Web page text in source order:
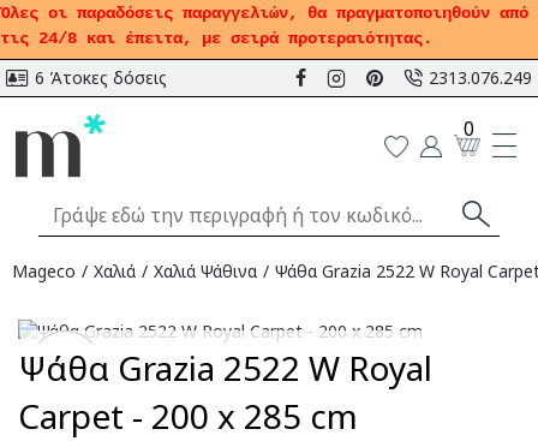
Όλες οι παραδόσεις παραγγελιών, θα πραγματοποιηθούν από
τις 24/8 και έπειτα, με σειρά προτεραιότητας.
6 Άτοκες δόσεις 2313.076.249
0
Mageco Χαλιά Χαλιά Ψάθινα Ψάθα Grazia 2522 W Royal
-40% Αναμένεται
Ψάθα Grazia 2522 W Royal
Carpet - 200 x 285 cm